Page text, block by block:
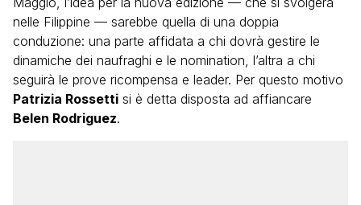
nelle Filippine — sarebbe quella di una doppia
conduzione: una parte affidata a chi dovrà gestire le
dinamiche dei naufraghi e le nomination, l’altra a chi
seguirà le prove ricompensa e leader. Per questo motivo
Patrizia Rossetti si è detta disposta ad affiancare
Belen Rodriguez.